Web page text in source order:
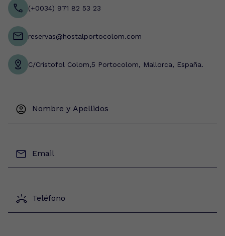
(+0034) 971 82 53 23
reservas@hostalportocolom.com
C/Cristofol Colom,5 Portocolom, Mallorca, España.